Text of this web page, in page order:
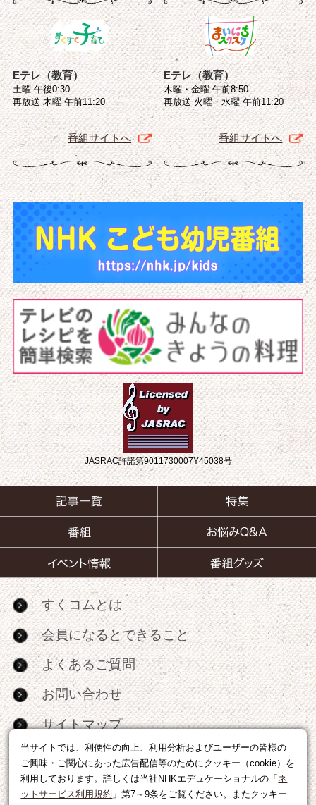
当サイトでは、利便性の向上、利用分析およびユーザーの皆様の
ご興味・ご関心にあった広告配信等のためにクッキー（cookie）を
利用しております。詳しくは当社NHKエデュケーショナルの「 ネ
ットサービス利用規約 」第7～9条をご覧ください。またクッキー
Eテレ（教育）
土曜 午後0:30
再放送 木曜 午前11:20
番組サイトへ
Eテレ（教育）
木曜・金曜 午前8:50
再放送 火曜・水曜 午前11:20
番組サイトへ
JASRAC許諾第9011730007Y45038号
すくコムとは
会員になるとできること
よくあるご質問
お問い合わせ
サイトマップ
RSS
広告出稿・パートナーシップについて